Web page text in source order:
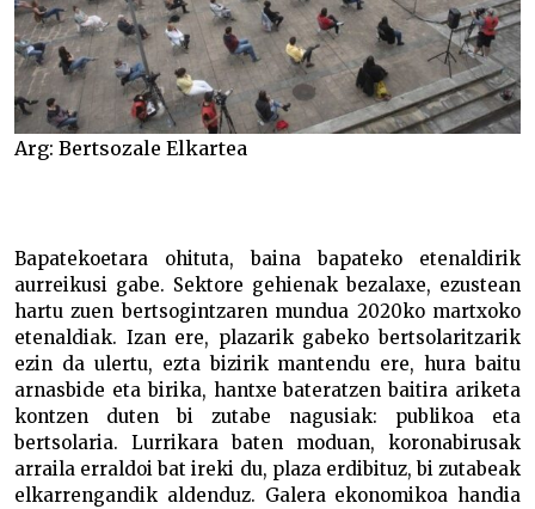
Arg: Bertsozale Elkartea
Bapatekoetara ohituta, baina bapateko etenaldirik
aurreikusi gabe. Sektore gehienak bezalaxe, ezustean
hartu zuen bertsogintzaren mundua 2020ko martxoko
etenaldiak. Izan ere, plazarik gabeko bertsolaritzarik
ezin da ulertu, ezta bizirik mantendu ere, hura baitu
arnasbide eta birika, hantxe bateratzen baitira ariketa
kontzen duten bi zutabe nagusiak: publikoa eta
bertsolaria. Lurrikara baten moduan, koronabirusak
arraila erraldoi bat ireki du, plaza erdibituz, bi zutabeak
elkarrengandik aldenduz. Galera ekonomikoa handia